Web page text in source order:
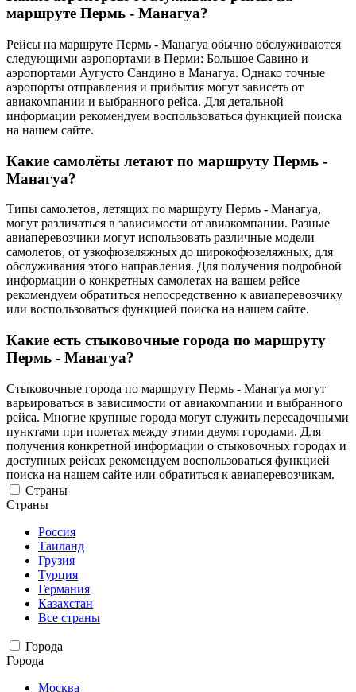
маршруте Пермь - Манагуа?
Рейсы на маршруте Пермь - Манагуа обычно обслуживаются
следующими аэропортами в Перми: Большое Савино и
аэропортами Аугусто Сандино в Манагуа. Однако точные
аэропорты отправления и прибытия могут зависеть от
авиакомпании и выбранного рейса. Для детальной
информации рекомендуем воспользоваться функцией поиска
на нашем сайте.
Какие самолёты летают по маршруту Пермь -
Манагуа?
Типы самолетов, летящих по маршруту Пермь - Манагуа,
могут различаться в зависимости от авиакомпании. Разные
авиаперевозчики могут использовать различные модели
самолетов, от узкофюзеляжных до широкофюзеляжных, для
обслуживания этого направления. Для получения подробной
информации о конкретных самолетах на вашем рейсе
рекомендуем обратиться непосредственно к авиаперевозчику
или воспользоваться функцией поиска на нашем сайте.
Какие есть стыковочные города по маршруту
Пермь - Манагуа?
Стыковочные города по маршруту Пермь - Манагуа могут
варьироваться в зависимости от авиакомпании и выбранного
рейса. Многие крупные города могут служить пересадочными
пунктами при полетах между этими двумя городами. Для
получения конкретной информации о стыковочных городах и
доступных рейсах рекомендуем воспользоваться функцией
поиска на нашем сайте или обратиться к авиаперевозчикам.
Страны
Страны
Россия
Таиланд
Грузия
Турция
Германия
Казахстан
Все страны
Города
Города
Москва